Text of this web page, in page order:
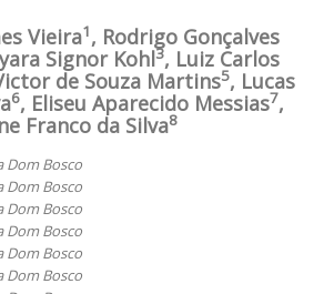
Vieira1, Rodrigo Gonçalves
Signor Kohl3, Luiz Carlos
de Souza Martins5, Lucas
6, Eliseu Aparecido Messias7,
Franco da Silva8
Dom Bosco
Dom Bosco
Dom Bosco
Dom Bosco
Dom Bosco
Dom Bosco